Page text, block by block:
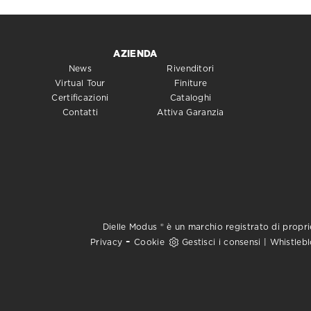
AZIENDA
News
Virtual Tour
Certificazioni
Contatti
Rivenditori
Finiture
Cataloghi
Attiva Garanzia
Dielle Modus ® è un marchio registrato di
Privacy -Cookie Gestisci i consensi